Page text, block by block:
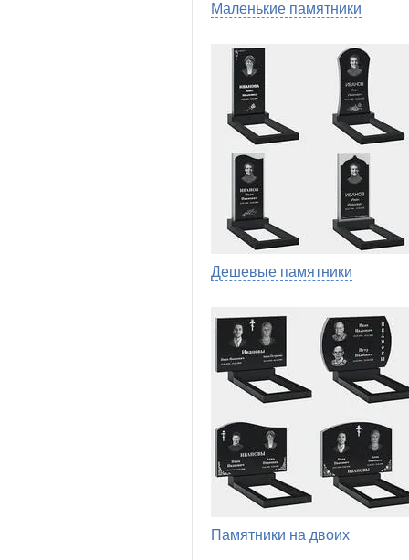
Маленькие памятники
Дешевые памятники
Памятники на двоих